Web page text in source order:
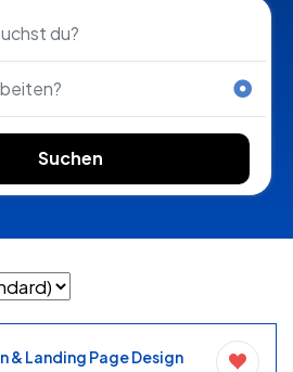
Suchen
& Landing Page Design